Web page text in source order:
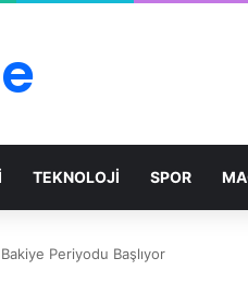
TEKNOLOJİ SPOR
Periyodu Başlıyor